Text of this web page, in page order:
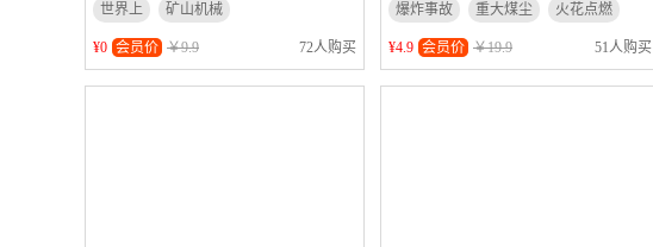
世界上 矿山机械
¥0 会员价 ￥9.9 72人购买
爆炸事故 重大煤尘 火花点燃
¥4.9 会员价 ￥19.9 51人购买